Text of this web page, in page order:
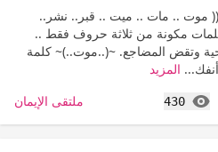
(( موت .. مات .. ميت .. قبر.. نشر..
مكونة من ثلاثة حروف فقط ..
وتقض المضاجع. ~(..موت..)~ كلمة
المزيد
430
المشاهدات ملتقى الإيمان